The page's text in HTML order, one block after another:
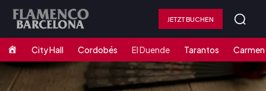
JETZT BUCHEN
HomeCity Hall Cordobés El Duende Tarantos Carmen